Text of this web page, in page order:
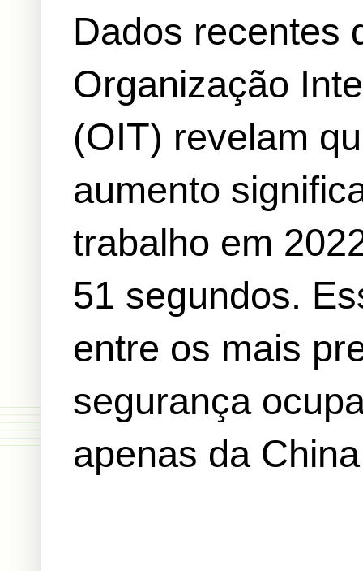
Dados recentes
Organização
(OIT) revelam
aumento
trabalho em
51 segundos.
entre os mais
segurança
apenas da